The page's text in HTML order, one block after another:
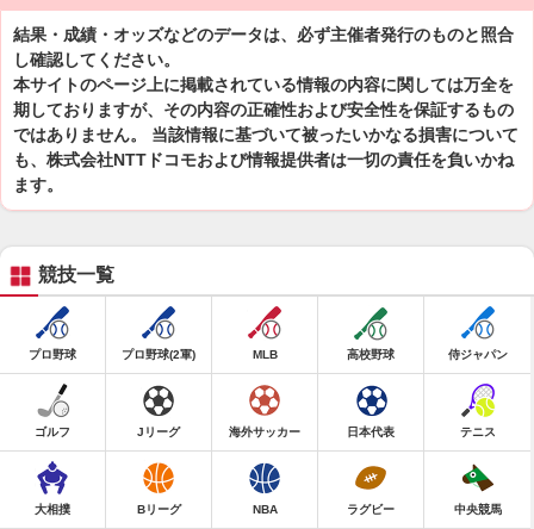
結果・成績・オッズなどのデータは、必ず主催者発行のものと照合
し確認してください。
本サイトのページ上に掲載されている情報の内容に関しては万全を
期しておりますが、その内容の正確性および安全性を保証するもの
ではありません。 当該情報に基づいて被ったいかなる損害について
も、株式会社NTTドコモおよび情報提供者は一切の責任を負いかね
ます。
競技一覧
プロ野球 プロ野球(2軍) MLB 高校野球 侍ジャパン
ゴルフ Jリーグ 海外サッカー 日本代表 テニス
大相撲 Bリーグ NBA ラグビー 中央競馬